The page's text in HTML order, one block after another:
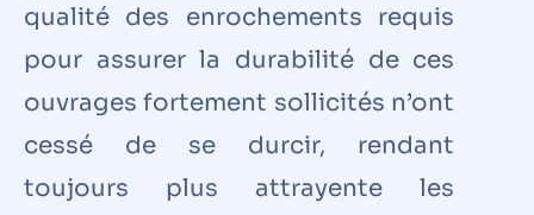
qualité des enrochements requis
pour assurer la durabilité de ces
ouvrages fortement sollicités n’ont
cessé de se durcir, rendant
toujours plus attrayente les